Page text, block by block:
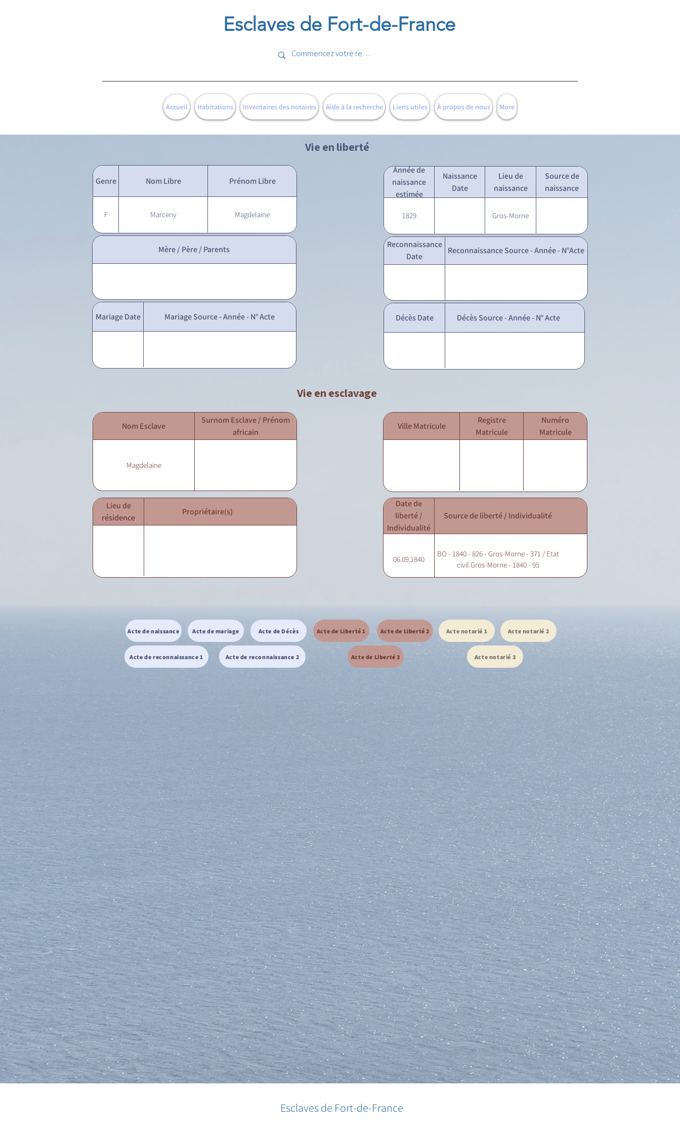
Esclaves de Fort-de-France
Accueil Habitations Inventaires des notaires Aide à la recherche Liens utiles À propos de nous More
Vie en liberté
Genre Nom Libre Prénom Libre
F Marceny Magdelaine
Année de
naissance
estimée
Naissance
Date
Lieu de
naissance
Source de
naissance
1829 Gros-Morne
Mère / Père / Parents
Mariage Date Mariage Source - Année - N° Acte
Reconnaissance
Date
Reconnaissance Source - Année - N°Acte
Décès Date Décès Source - Année - N° Acte
Vie en esclavage
Nom Esclave
Surnom Esclave / Prénom
africain
Magdelaine
Ville Matricule
Registre
Matricule
Numéro
Matricule
Lieu de
résidence
Propriétaire(s)
Date de
liberté /
Individualité
Source de liberté / Individualité
06.09.1840
BO - 1840 - 826 - Gros-Morne - 371 / Etat
civil Gros-Morne - 1840 - 95
Acte de naissance Acte de mariage Acte de Décès
Acte de reconnaissance 1 Acte de reconnaissance 2
Acte de Liberté 1 Acte de Liberté 2
Acte de Liberté 3
Acte notarié 1 Acte notarié 2
Acte notarié 3
Esclaves de Fort-de-France